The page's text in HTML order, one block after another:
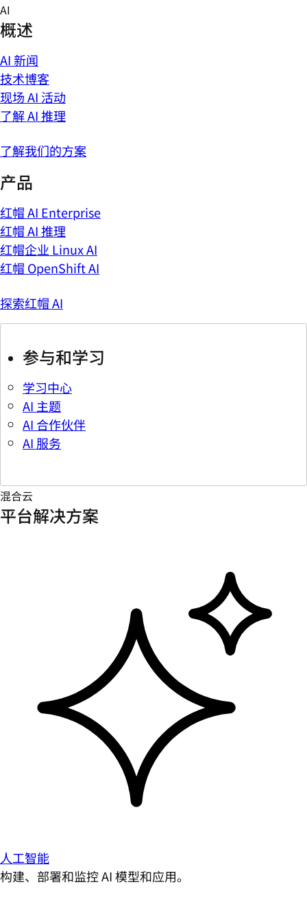
Skip
to
content
AI
概述
AI 新闻
技术博客
现场 AI 活动
了解 AI 推理
了解我们的方案
产品
红帽 AI Enterprise
红帽 AI 推理
红帽企业 Linux AI
红帽 OpenShift AI
探索红帽 AI
参与和学习
学习中心
AI 主题
AI 合作伙伴
AI 服务
混合云
平台解决方案
人工智能
构建、部署和监控 AI 模型和应用。